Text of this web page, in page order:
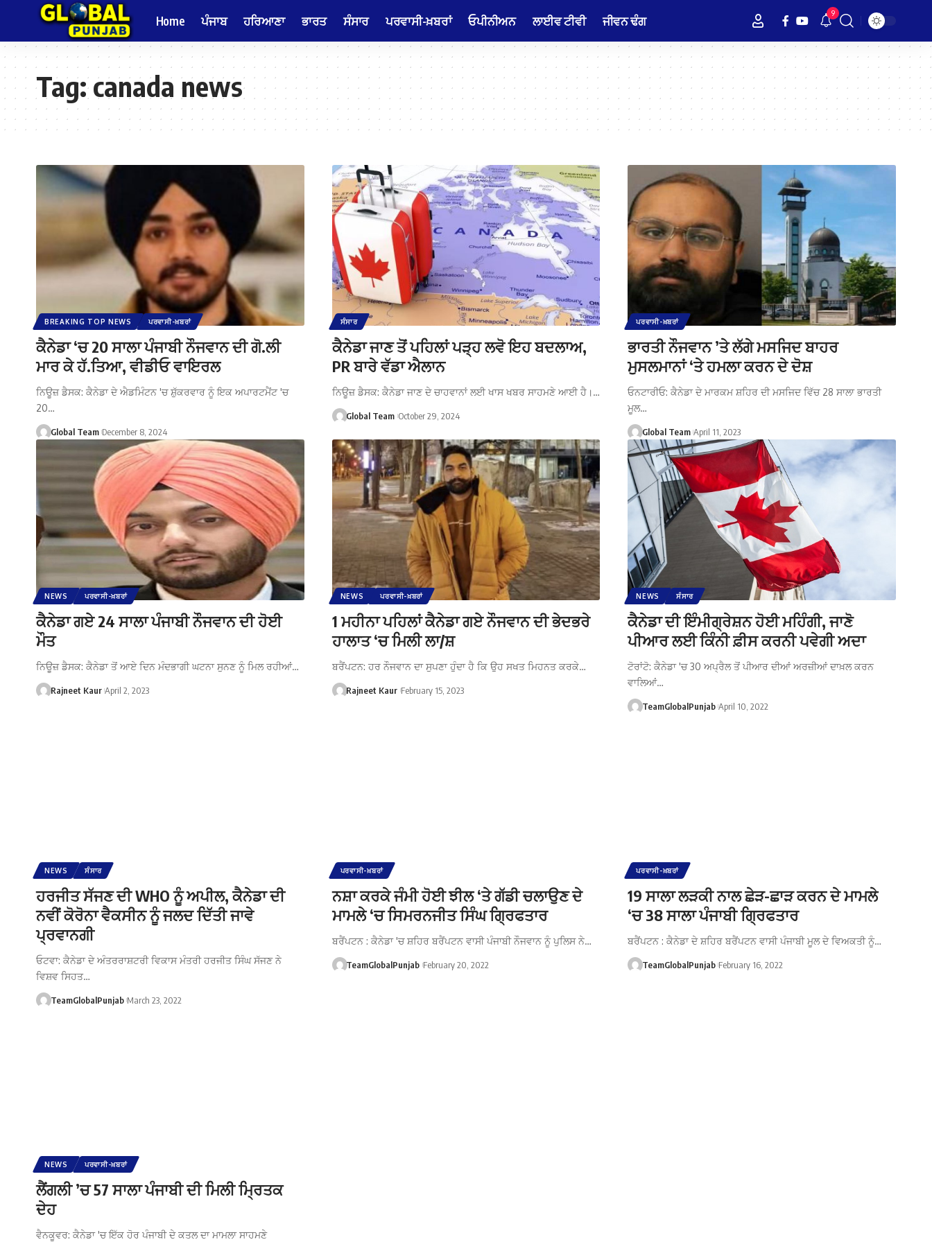
Home ਪੰਜਾਬ ਹਰਿਆਣਾ ਭਾਰਤ ਸੰਸਾਰ ਪਰਵਾਸੀ-ਖ਼ਬਰਾਂ ਓਪੀਨੀਅਨ ਲਾਈਵ ਟੀਵੀ ਜੀਵਨ ਢੰਗ 9
Tag:canada news
BREAKING TOP NEWS ਪਰਵਾਸੀ-ਖ਼ਬਰਾਂ
ਕੈਨੇਡਾ ‘ਚ 20 ਸਾਲਾ ਪੰਜਾਬੀ ਨੌਜਵਾਨ ਦੀ ਗੋ.ਲੀ
ਮਾਰ ਕੇ ਹੱ.ਤਿਆ, ਵੀਡੀਓ ਵਾਇਰਲ
ਨਿਊਜ਼ ਡੈਸਕ: ਕੈਨੇਡਾ ਦੇ ਐਡਮਿੰਟਨ 'ਚ ਸ਼ੁੱਕਰਵਾਰ ਨੂੰ ਇਕ ਅਪਾਰਟਮੈਂਟ 'ਚ
20…
Global Team December 8, 2024
ਸੰਸਾਰ
ਕੈਨੇਡਾ ਜਾਣ ਤੋਂ ਪਹਿਲਾਂ ਪੜ੍ਹ ਲਵੋ ਇਹ ਬਦਲਾਅ,
PR ਬਾਰੇ ਵੱਡਾ ਐਲਾਨ
ਨਿਊਜ਼ ਡੈਸਕ: ਕੈਨੇਡਾ ਜਾਣ ਦੇ ਚਾਹਵਾਨਾਂ ਲਈ ਖਾਸ ਖਬਰ ਸਾਹਮਣੇ ਆਈ ਹੈ।…
Global Team October 29, 2024
ਪਰਵਾਸੀ-ਖ਼ਬਰਾਂ
ਭਾਰਤੀ ਨੌਜਵਾਨ ’ਤੇ ਲੱਗੇ ਮਸਜਿਦ ਬਾਹਰ
ਮੁਸਲਮਾਨਾਂ ‘ਤੇ ਹਮਲਾ ਕਰਨ ਦੇ ਦੋਸ਼
ਓਨਟਾਰੀਓ: ਕੈਨੇਡਾ ਦੇ ਮਾਰਕਮ ਸ਼ਹਿਰ ਦੀ ਮਸਜਿਦ ਵਿੱਚ 28 ਸਾਲਾ ਭਾਰਤੀ
ਮੂਲ…
Global Team April 11, 2023
NEWS ਪਰਵਾਸੀ-ਖ਼ਬਰਾਂ
ਕੈਨੇਡਾ ਗਏ 24 ਸਾਲਾ ਪੰਜਾਬੀ ਨੌਜਵਾਨ ਦੀ ਹੋਈ
ਮੌਤ
ਨਿਊਜ਼ ਡੈਸਕ: ਕੈਨੇਡਾ ਤੋਂ ਆਏ ਦਿਨ ਮੰਦਭਾਗੀ ਘਟਨਾ ਸੁਨਣ ਨੂੰ ਮਿਲ ਰਹੀਆਂ…
Rajneet Kaur April 2, 2023
NEWS ਪਰਵਾਸੀ-ਖ਼ਬਰਾਂ
1 ਮਹੀਨਾ ਪਹਿਲਾਂ ਕੈਨੇਡਾ ਗਏ ਨੌਜਵਾਨ ਦੀ ਭੇਦਭਰੇ
ਹਾਲਾਤ ‘ਚ ਮਿਲੀ ਲਾ/ਸ਼
ਬਰੈਂਪਟਨ: ਹਰ ਨੌਜਵਾਨ ਦਾ ਸੁਪਣਾ ਹੁੰਦਾ ਹੈ ਕਿ ਉਹ ਸਖਤ ਮਿਹਨਤ ਕਰਕੇ…
Rajneet Kaur February 15, 2023
NEWS ਸੰਸਾਰ
ਕੈਨੇਡਾ ਦੀ ਇੰਮੀਗ੍ਰੇਸ਼ਨ ਹੋਈ ਮਹਿੰਗੀ, ਜਾਣੋ
ਪੀਆਰ ਲਈ ਕਿੰਨੀ ਫ਼ੀਸ ਕਰਨੀ ਪਵੇਗੀ ਅਦਾ
ਟੋਰਾਂਟੋ: ਕੈਨੇਡਾ 'ਚ 30 ਅਪ੍ਰੈਲ ਤੋਂ ਪੀਆਰ ਦੀਆਂ ਅਰਜ਼ੀਆਂ ਦਾਖ਼ਲ ਕਰਨ
ਵਾਲਿਆਂ…
TeamGlobalPunjab April 10, 2022
NEWS ਸੰਸਾਰ
ਹਰਜੀਤ ਸੱਜਣ ਦੀ WHO ਨੂੰ ਅਪੀਲ, ਕੈਨੇਡਾ ਦੀ
ਨਵੀਂ ਕੋਰੋਨਾ ਵੈਕਸੀਨ ਨੂੰ ਜਲਦ ਦਿੱਤੀ ਜਾਵੇ
ਪ੍ਰਵਾਨਗੀ
ਓਟਵਾ: ਕੈਨੇਡਾ ਦੇ ਅੰਤਰਰਾਸ਼ਟਰੀ ਵਿਕਾਸ ਮੰਤਰੀ ਹਰਜੀਤ ਸਿੰਘ ਸੱਜਣ ਨੇ
ਵਿਸ਼ਵ ਸਿਹਤ…
TeamGlobalPunjab March 23, 2022
ਪਰਵਾਸੀ-ਖ਼ਬਰਾਂ
ਨਸ਼ਾ ਕਰਕੇ ਜੰਮੀ ਹੋਈ ਝੀਲ ‘ਤੇ ਗੱਡੀ ਚਲਾਉਣ ਦੇ
ਮਾਮਲੇ ‘ਚ ਸਿਮਰਨਜੀਤ ਸਿੰਘ ਗ੍ਰਿਫਤਾਰ
ਬਰੈਂਪਟਨ : ਕੈਨੇਡਾ 'ਚ ਸ਼ਹਿਰ ਬਰੈਂਪਟਨ ਵਾਸੀ ਪੰਜਾਬੀ ਨੌਜਵਾਨ ਨੂੰ ਪੁਲਿਸ ਨੇ…
TeamGlobalPunjab February 20, 2022
ਪਰਵਾਸੀ-ਖ਼ਬਰਾਂ
19 ਸਾਲਾ ਲੜਕੀ ਨਾਲ ਛੇੜ-ਛਾੜ ਕਰਨ ਦੇ ਮਾਮਲੇ
‘ਚ 38 ਸਾਲਾ ਪੰਜਾਬੀ ਗ੍ਰਿਫਤਾਰ
ਬਰੈਂਪਟਨ : ਕੈਨੇਡਾ ਦੇ ਸ਼ਹਿਰ ਬਰੈਂਪਟਨ ਵਾਸੀ ਪੰਜਾਬੀ ਮੂਲ ਦੇ ਵਿਅਕਤੀ ਨੂੰ…
TeamGlobalPunjab February 16, 2022
NEWS ਪਰਵਾਸੀ-ਖ਼ਬਰਾਂ
ਲੈਂਗਲੀ ’ਚ 57 ਸਾਲਾ ਪੰਜਾਬੀ ਦੀ ਮਿਲੀ ਮ੍ਰਿਤਕ
ਦੇਹ
ਵੈਨਕੂਵਰ: ਕੈਨੇਡਾ 'ਚ ਇੱਕ ਹੋਰ ਪੰਜਾਬੀ ਦੇ ਕਤਲ ਦਾ ਮਾਮਲਾ ਸਾਹਮਣੇ